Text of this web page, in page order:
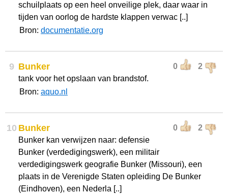
schuilplaats op een heel onveilige plek, daar waar in
tijden van oorlog de hardste klappen verwac [..]
Bron: documentatie.org
9 0 2
Bunker
tank voor het opslaan van brandstof.
Bron: aquo.nl
10 0 2
Bunker
Bunker kan verwijzen naar: defensie
Bunker (verdedigingswerk), een militair
verdedigingswerk geografie Bunker (Missouri), een
plaats in de Verenigde Staten opleiding De Bunker
(Eindhoven), een Nederla [..]